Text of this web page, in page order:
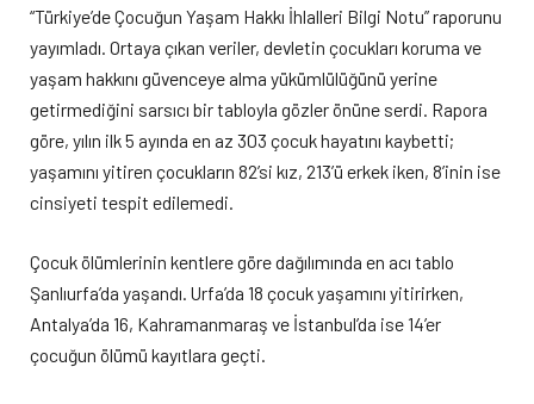
“Türkiye’de Çocuğun Yaşam Hakkı İhlalleri Bilgi Notu” raporunu
yayımladı. Ortaya çıkan veriler, devletin çocukları koruma ve
yaşam hakkını güvenceye alma yükümlülüğünü yerine
getirmediğini sarsıcı bir tabloyla gözler önüne serdi. Rapora
göre, yılın ilk 5 ayında en az 303 çocuk hayatını kaybetti;
yaşamını yitiren çocukların 82’si kız, 213’ü erkek iken, 8’inin ise
cinsiyeti tespit edilemedi.
Çocuk ölümlerinin kentlere göre dağılımında en acı tablo
Şanlıurfa’da yaşandı. Urfa’da 18 çocuk yaşamını yitirirken,
Antalya’da 16, Kahramanmaraş ve İstanbul’da ise 14’er
çocuğun ölümü kayıtlara geçti.